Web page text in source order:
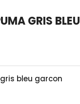
GRIS BLEU
bleu garcon